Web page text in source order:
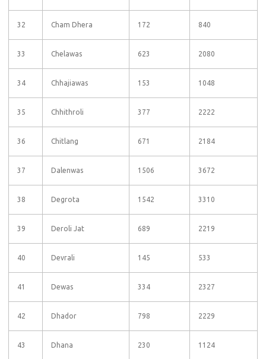
32 Cham Dhera 172 840
33 Chelawas 623 2080
34 Chhajiawas 153 1048
35 Chhithroli 377 2222
36 Chitlang 671 2184
37 Dalenwas 1506 3672
38 Degrota 1542 3310
39 Deroli Jat 689 2219
40 Devrali 145 533
41 Dewas 334 2327
42 Dhador 798 2229
43 Dhana 230 1124